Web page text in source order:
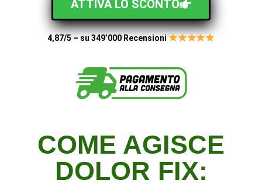
ATTIVA LO SCONTO
4,87/5 – su 349’000 Recensioni
COME AGISCE
DOLOR FIX: